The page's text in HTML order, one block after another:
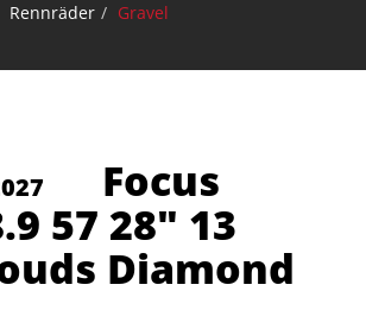
Rennräder Gravel
Focus
57 28" 13
Diamond